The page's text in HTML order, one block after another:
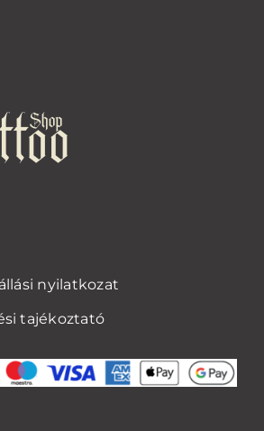
nyilatkozat
tajékoztató